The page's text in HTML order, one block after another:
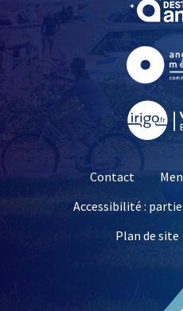
Contact
Accessibilité :
Plan de site